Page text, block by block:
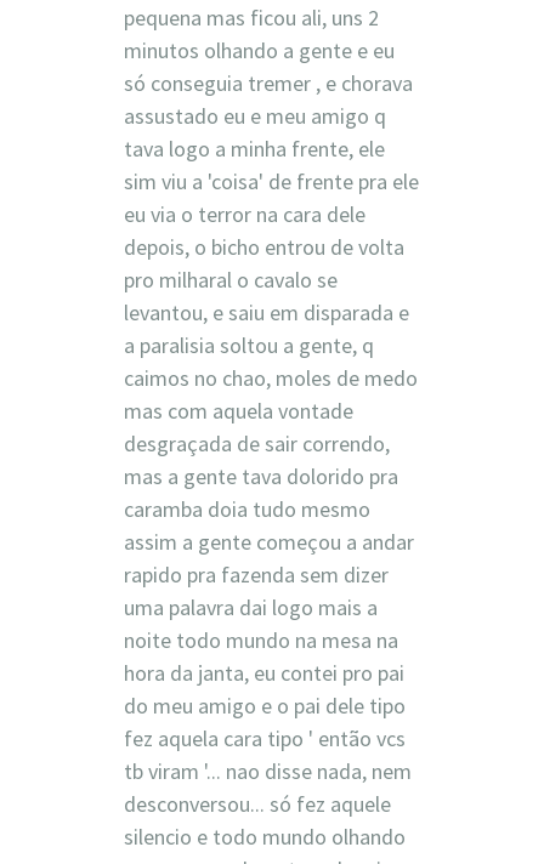
pequena mas ficou ali, uns 2
minutos olhando a gente e eu
só conseguia tremer , e chorava
assustado eu e meu amigo q
tava logo a minha frente, ele
sim viu a 'coisa' de frente pra ele
eu via o terror na cara dele
depois, o bicho entrou de volta
pro milharal o cavalo se
levantou, e saiu em disparada e
a paralisia soltou a gente, q
caimos no chao, moles de medo
mas com aquela vontade
desgraçada de sair correndo,
mas a gente tava dolorido pra
caramba doia tudo mesmo
assim a gente começou a andar
rapido pra fazenda sem dizer
uma palavra dai logo mais a
noite todo mundo na mesa na
hora da janta, eu contei pro pai
do meu amigo e o pai dele tipo
fez aquela cara tipo ' então vcs
tb viram '... nao disse nada, nem
desconversou... só fez aquele
silencio e todo mundo olhando